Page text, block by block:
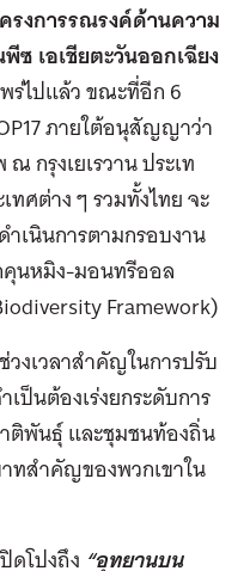
งการรณรงค์ด้านความ
ซ เอเชียตะวันออกเฉียง
ร่ไปแล้ว ขณะที่อีก 6
ภายใต้อนุสัญญาว่า
กรุงเยเรวาน ประเท
ทศต่าง ๆ รวมทั้งไทย จะ
เนินการตามกรอบงาน
คุนหมิง-มอนทรีออล
Framework)
วงเวลาสำคัญในการปรับ
ป็นต้องเร่งยกระดับการ
ติพันธุ์ และชุมชนท้องถิ่น
ทสำคัญของพวกเขาใน
ดโปงถึง “อุทยานบน